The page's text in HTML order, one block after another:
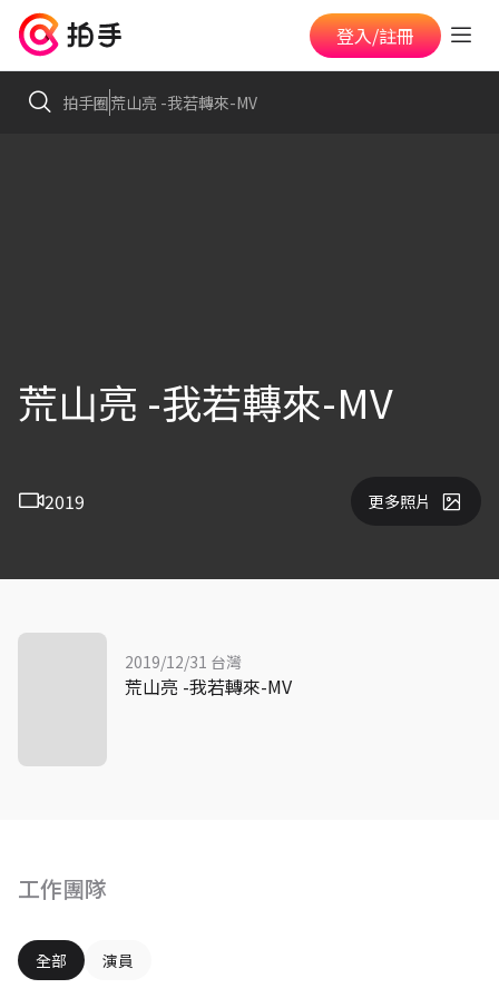
登入/註冊
拍手圈荒山亮 -我若轉來-MV
荒山亮 -我若轉來-MV
2019 更多照片
工作團隊
全部 演員
2019/12/31 台灣
荒山亮 -我若轉來-MV